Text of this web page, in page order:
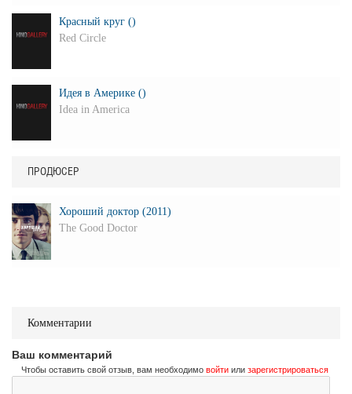
Красный круг ()
Red Circle
Идея в Америке ()
Idea in America
ПРОДЮСЕР
Хороший доктор (2011)
The Good Doctor
Комментарии
Ваш комментарий
Чтобы оставить свой отзыв, вам необходимо войти или зарегистрироваться